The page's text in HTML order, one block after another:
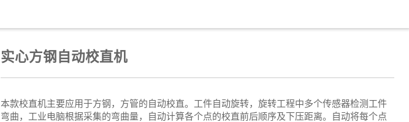
实心方钢自动校直机
本款校直机主要应用于方钢，方管的自动校直。工件自动旋转，旋转工程中多个传感器检测工件
弯曲，工业电脑根据采集的弯曲量，自动计算各个点的校直前后顺序及下压距离。自动将每个点